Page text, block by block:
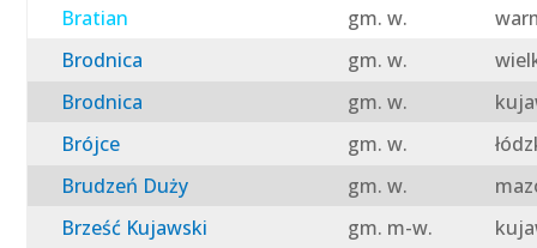
Bratian
gm. w.
Brodnica
gm. w.
Brodnica
gm. w.
Brójce
gm. w.
Brudzeń Duży
gm. w.
Brześć Kujawski
gm. m-w.